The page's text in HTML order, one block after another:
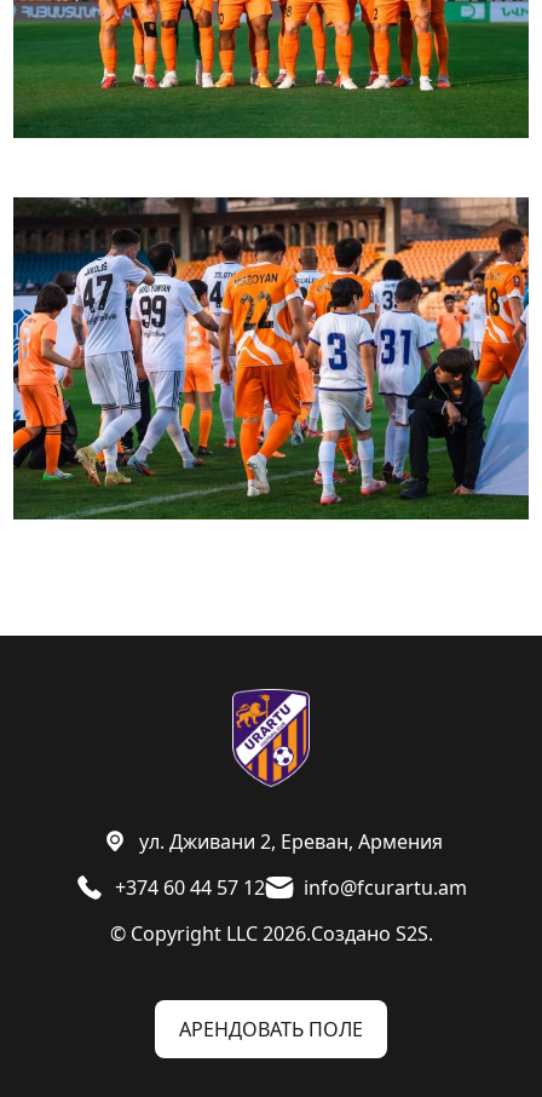
© Copyright LLC 2026.Создано S2S.
+374 60 44 57 12 info@fcurartu.am
ул. Дживани 2, Ереван, Армения
АРЕНДОВАТЬ ПОЛЕ